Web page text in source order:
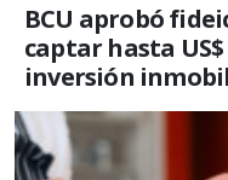
BCU aprobó
captar hasta
inversión